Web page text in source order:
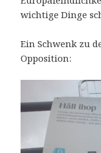
wichtige Dinge
Ein Schwenk zu
Opposition: